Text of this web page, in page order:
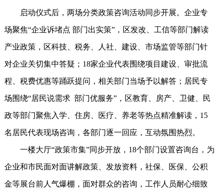
启动仪式后，两场分类政策咨询活动同步开展。企业专
场聚焦“企业诉堵点 部门出实策”，区发改、工信等部门解读
产业政策，区科技、税务、人社、建设、市场监管等部门针
对企业关切集中答疑；18家企业代表围绕项目建设、审批流
程、税费优惠等踊跃提问，相关部门当场予以解答；居民专
场围绕“居民说需求 部门优服务”，区教育、房产、卫健、民
政等部门聚焦入学、住房、医疗、养老等热点精准解读，15
名居民代表现场咨询，各部门逐一回应，互动氛围热烈。
一楼大厅“政策市集”同步开放，18个部门设置咨询台，为
企业和市民面对面讲解政策、发放资料，社保、医保、公积
金等展台前人气爆棚，面对群众的咨询，工作人员耐心细致